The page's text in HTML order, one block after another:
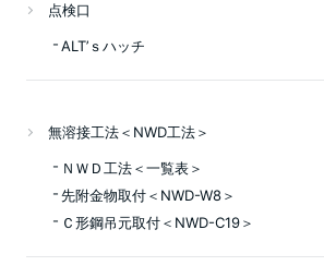
点検口
ALT’ｓハッチ
無溶接工法＜NWD工法＞
ＮＷＤ工法＜一覧表＞
先附金物取付＜NWD-W8＞
Ｃ形鋼吊元取付＜NWD-C19＞